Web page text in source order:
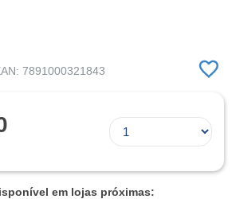
7891000321843
em lojas próximas: